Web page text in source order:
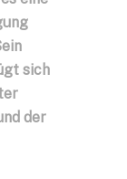
sich
der